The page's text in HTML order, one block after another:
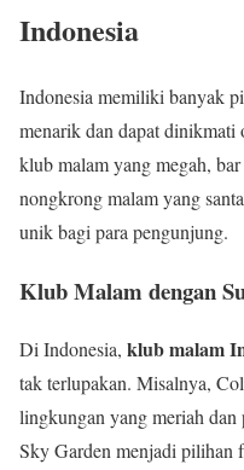
Indonesia
Indonesia memiliki banyak
menarik dan dapat
klub malam yang megah,
nongkrong malam yang
unik bagi para pengunjung.
Klub Malam dengan
Di Indonesia, klub malam
tak terlupakan. Misalnya,
lingkungan yang meriah
Sky Garden menjadi pilihan